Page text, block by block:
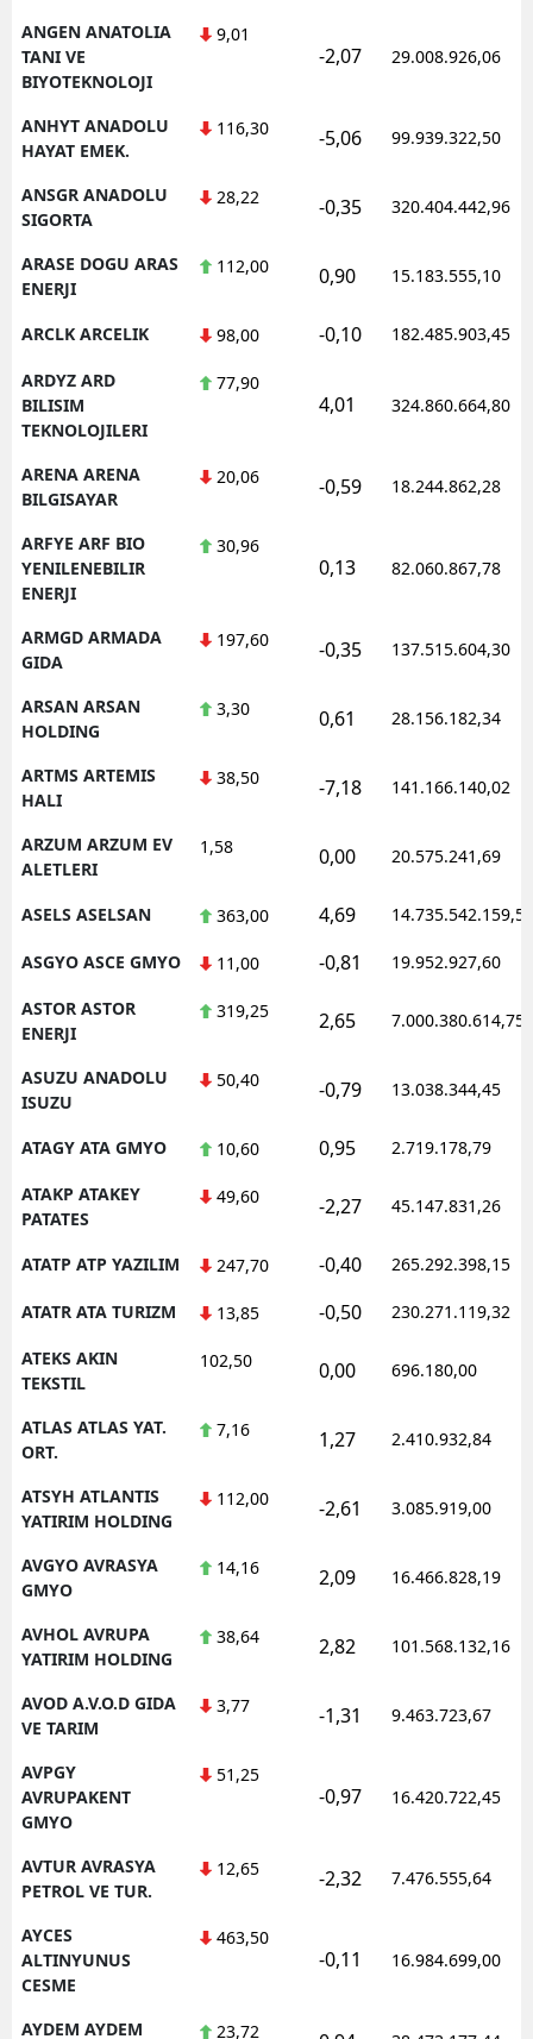
ANGEN ANATOLIA
TANI VE
BIYOTEKNOLOJI
9,01
-2,07 29.008.926,06
ANHYT ANADOLU
HAYAT EMEK.
116,30 -5,06 99.939.322,50
ANSGR ANADOLU
SIGORTA
28,22 -0,35 320.404.442,96
ARASE DOGU ARAS
ENERJI
112,00 0,90 15.183.555,10
ARCLK ARCELIK 98,00 -0,10 182.485.903,45
ARDYZ ARD
BILISIM
TEKNOLOJILERI
77,90
4,01 324.860.664,80
ARENA ARENA
BILGISAYAR
20,06 -0,59 18.244.862,28
ARFYE ARF BIO
YENILENEBILIR
ENERJI
30,96
0,13 82.060.867,78
ARMGD ARMADA
GIDA
197,60 -0,35 137.515.604,30
ARSAN ARSAN
HOLDING
3,30 0,61 28.156.182,34
ARTMS ARTEMIS
HALI
38,50 -7,18 141.166.140,02
ARZUM ARZUM EV
ALETLERI
1,58 0,00 20.575.241,69
ASELS ASELSAN 363,00 4,69 14.735.542.159,50
ASGYO ASCE GMYO 11,00 -0,81 19.952.927,60
ASTOR ASTOR
ENERJI
319,25 2,65 7.000.380.614,75
ASUZU ANADOLU
ISUZU
50,40 -0,79 13.038.344,45
ATAGY ATA GMYO 10,60 0,95 2.719.178,79
ATAKP ATAKEY
PATATES
49,60 -2,27 45.147.831,26
ATATP ATP YAZILIM 247,70 -0,40 265.292.398,15
ATATR ATA TURIZM 13,85 -0,50 230.271.119,32
ATEKS AKIN
TEKSTIL
102,50 0,00 696.180,00
ATLAS ATLAS YAT.
ORT.
7,16 1,27 2.410.932,84
ATSYH ATLANTIS
YATIRIM HOLDING
112,00 -2,61 3.085.919,00
AVGYO AVRASYA
GMYO
14,16 2,09 16.466.828,19
AVHOL AVRUPA
YATIRIM HOLDING
38,64 2,82 101.568.132,16
AVOD A.V.O.D GIDA
VE TARIM
3,77 -1,31 9.463.723,67
AVPGY
AVRUPAKENT
GMYO
51,25
-0,97 16.420.722,45
AVTUR AVRASYA
PETROL VE TUR.
12,65 -2,32 7.476.555,64
AYCES
ALTINYUNUS
CESME
463,50
-0,11 16.984.699,00
AYDEM AYDEM 23,72